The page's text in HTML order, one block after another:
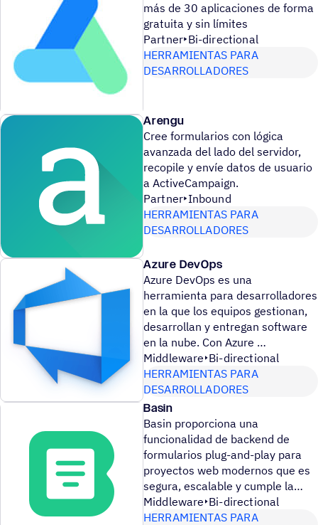
más de 30 aplicaciones de forma
gratuita y sin límites
Partner Bi-directional
HERRAMIENTAS PARA
DESARROLLADORES
Arengu
Cree formularios con lógica
avanzada del lado del servidor,
recopile y envíe datos de usuario
a ActiveCampaign.
Partner Inbound
HERRAMIENTAS PARA
DESARROLLADORES
Azure DevOps
Azure DevOps es una
herramienta para desarrolladores
en la que los equipos gestionan,
desarrollan y entregan software
en la nube. Con Azure
Middleware Bi-directional
HERRAMIENTAS PARA
DESARROLLADORES
Basin
Basin proporciona una
funcionalidad de backend de
formularios plug-and-play para
proyectos web modernos que es
segura, escalable y cumple la
Middleware Bi-directional
HERRAMIENTAS PARA